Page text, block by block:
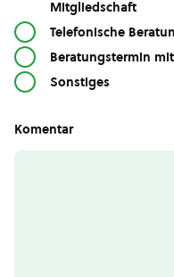
Mitgliedschaft
Telefonische
Beratungstermin
Sonstiges
Komentar